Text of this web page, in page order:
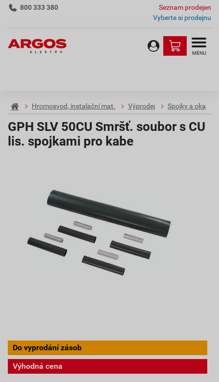
800 333 380
Seznam prodejen
Vyberte si prodejnu
MENU
Hromosvod, instalační mat. Výprodej Spojky a oka
GPH SLV 50CU Smršť. soubor s CU
lis. spojkami pro kabe
Do vyprodání zásob
Výhodná cena